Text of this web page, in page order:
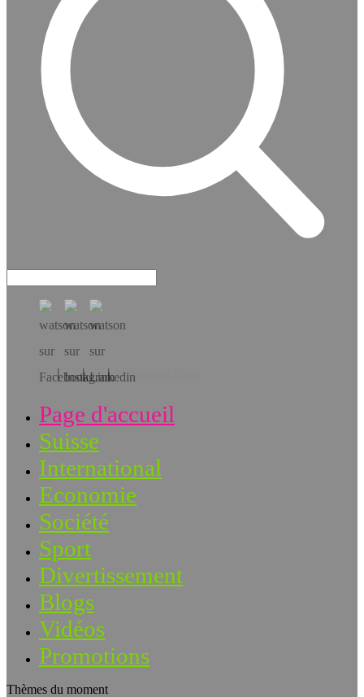
Téléchargez l’app!
Page d'accueil
Suisse
International
Economie
Société
Sport
Divertissement
Blogs
Vidéos
Promotions
Thèmes du moment